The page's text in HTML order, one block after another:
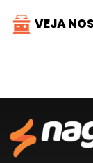
VEJA